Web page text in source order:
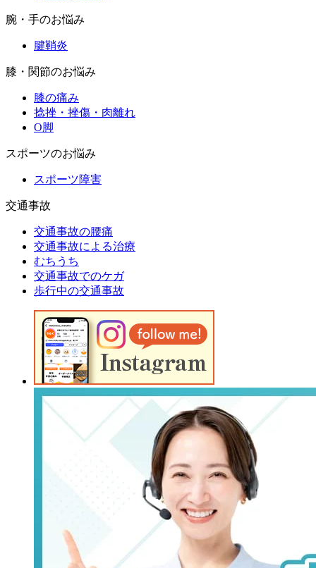
腕・手のお悩み
腱鞘炎
膝・関節のお悩み
膝の痛み
捻挫・挫傷・肉離れ
O脚
スポーツのお悩み
スポーツ障害
交通事故
交通事故の腰痛
交通事故による治療
むちうち
交通事故でのケガ
歩行中の交通事故